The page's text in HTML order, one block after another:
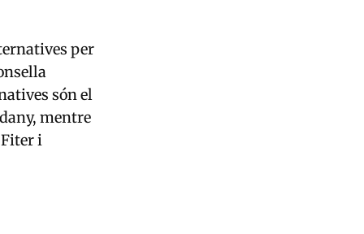
per
són el
, mentre
i